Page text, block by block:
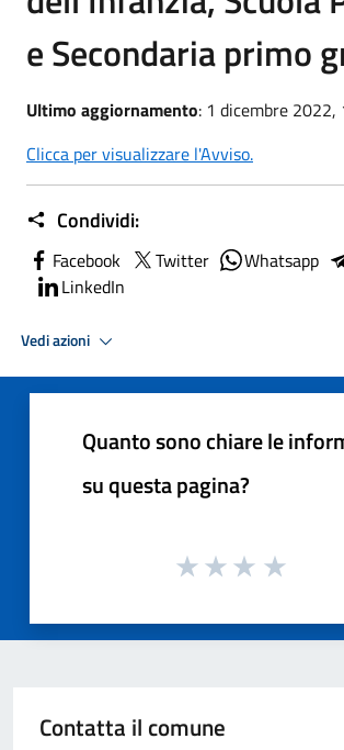
e Secondaria primo
Ultimo aggiornamento: 1 dicembre 2022,
Clicca per visualizzare l'Avviso.
Condividi:
Facebook Twitter Whatsapp
LinkedIn
Vedi azioni
Quanto sono chiare le
su questa pagina?
Contatta il comune